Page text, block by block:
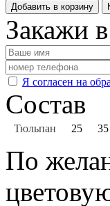
Добавить в корзину
Закажи
Я согласен на
Состав
Тюльпан 25 35
По